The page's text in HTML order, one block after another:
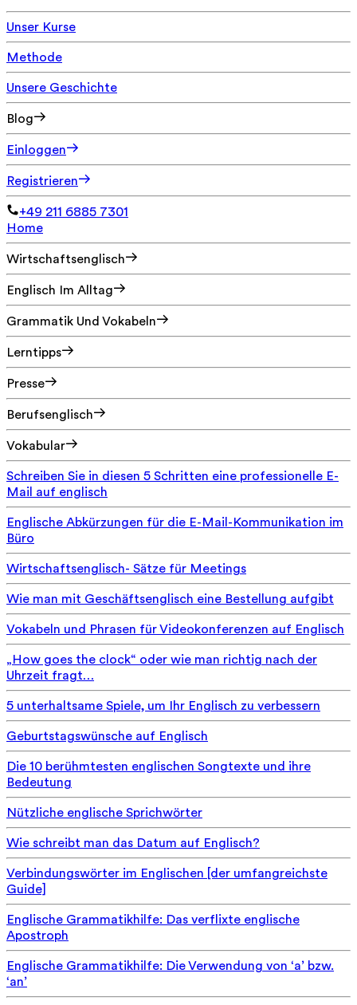
Unser Kurse
Methode
Unsere Geschichte
Blog
Einloggen
Registrieren
+49 211 6885 7301
Home
Wirtschaftsenglisch
Englisch Im Alltag
Grammatik Und Vokabeln
Lerntipps
Presse
Berufsenglisch
Vokabular
Schreiben Sie in diesen 5 Schritten eine professionelle E-
Mail auf englisch
Englische Abkürzungen für die E-Mail-Kommunikation im
Büro
Wirtschaftsenglisch- Sätze für Meetings
Wie man mit Geschäftsenglisch eine Bestellung aufgibt
Vokabeln und Phrasen für Videokonferenzen auf Englisch
„How goes the clock“ oder wie man richtig nach der
Uhrzeit fragt…
5 unterhaltsame Spiele, um Ihr Englisch zu verbessern
Geburtstagswünsche auf Englisch
Die 10 berühmtesten englischen Songtexte und ihre
Bedeutung
Nützliche englische Sprichwörter
Wie schreibt man das Datum auf Englisch?
Verbindungswörter im Englischen [der umfangreichste
Guide]
Englische Grammatikhilfe: Das verflixte englische
Apostroph
Englische Grammatikhilfe: Die Verwendung von ‘a’ bzw.
‘an’